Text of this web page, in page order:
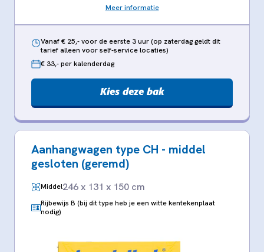
Meer informatie
Vanaf € 25,- voor de eerste 3 uur (op zaterdag geldt dit
tarief alleen voor self-service locaties)
€ 33,- per kalenderdag
Kies deze bak
Aanhangwagen type CH - middel
gesloten (geremd)
Middel246 x 131 x 150 cm
Rijbewijs B (bij dit type heb je een witte kentekenplaat
nodig)